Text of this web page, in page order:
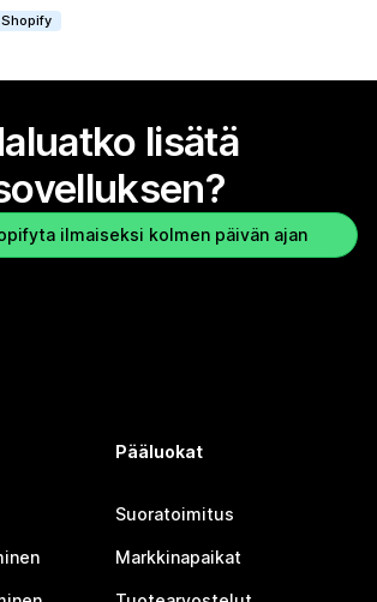
lisätä
ilmaiseksi kolmen päivän ajan
Pääluokat
Suoratoimitus
Markkinapaikat